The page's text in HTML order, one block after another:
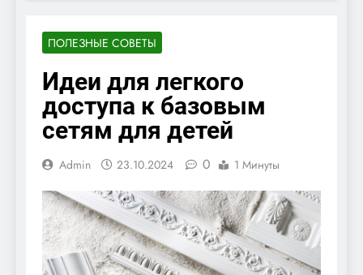
ПОЛЕЗНЫЕ СОВЕТЫ
Идеи для легкого
доступа к базовым
сетям для детей
Admin 23.10.2024 0 1 Минуты